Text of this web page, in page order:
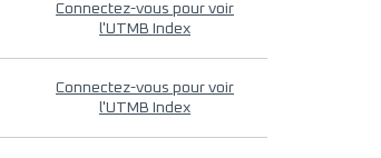
Connectez-vous pour voir
l'UTMB Index
Connectez-vous pour voir
l'UTMB Index